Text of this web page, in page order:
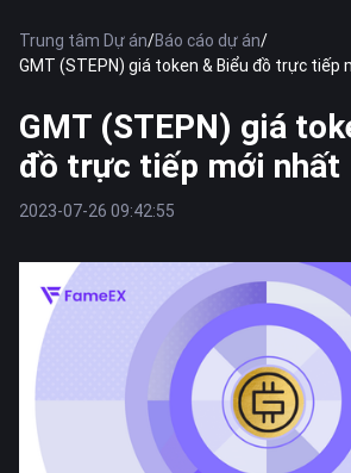
Trung tâm Dự án/Báo cáo dự án/
GMT (STEPN) giá token & Biểu đồ trực tiếp
GMT (STEPN) giá
đồ trực tiếp mới nhất
2023-07-26 09:42:55